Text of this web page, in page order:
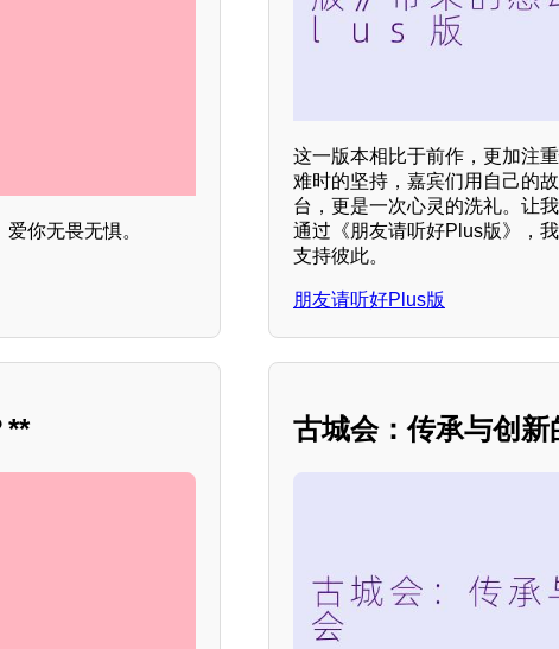
你无畏无惧。
这一版本相比于前作，更加注
难时的坚持，嘉宾们用自己的
台，更是一次心灵的洗礼。让
通过《朋友请听好Plus版》，
支持彼此。
朋友请听好Plus版
** 古城会：传承与创新